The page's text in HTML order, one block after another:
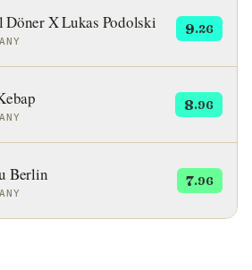
Döner X Lukas Podolski 9.26
8.96
Berlin 7.96